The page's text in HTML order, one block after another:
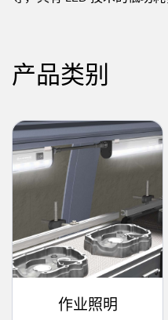
附件
转换器
软件
传感器GUI软件
邦纳测量传感器软件
技术
产品类别
作业照明